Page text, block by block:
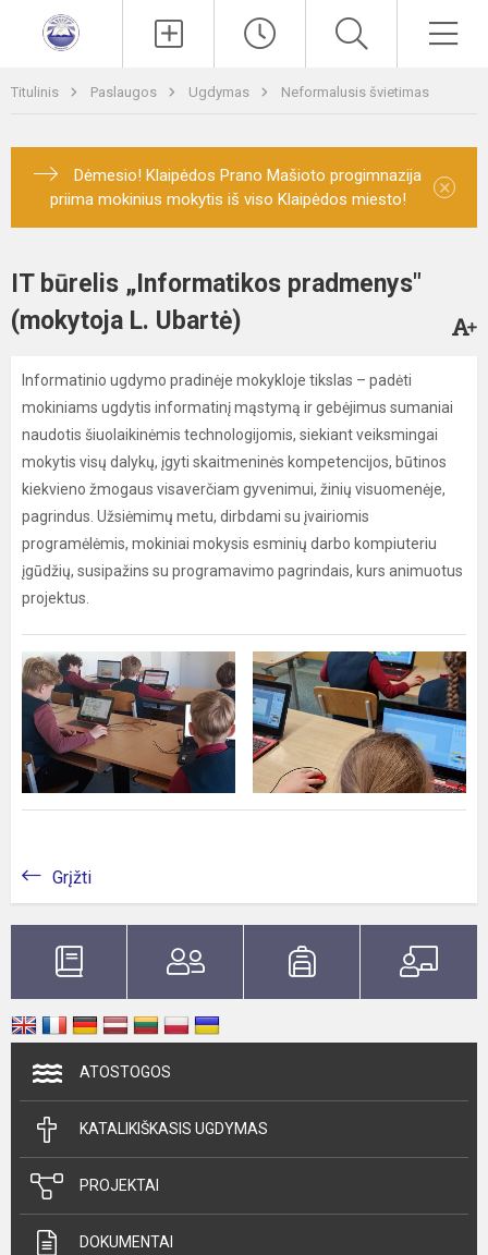
Titulinis Paslaugos Ugdymas Neformalusis švietimas
Dėmesio! Klaipėdos Prano Mašioto progimnazija
priima mokinius mokytis iš viso Klaipėdos miesto!
×
IT būrelis „Informatikos pradmenys"
(mokytoja L. Ubartė)
Informatinio ugdymo pradinėje mokykloje tikslas – padėti
mokiniams ugdytis informatinį mąstymą ir gebėjimus sumaniai
naudotis šiuolaikinėmis technologijomis, siekiant veiksmingai
mokytis visų dalykų, įgyti skaitmeninės kompetencijos, būtinos
kiekvieno žmogaus visaverčiam gyvenimui, žinių visuomenėje,
pagrindus. Užsiėmimų metu, dirbdami su įvairiomis
programėlėmis, mokiniai mokysis esminių darbo kompiuteriu
įgūdžių, susipažins su programavimo pagrindais, kurs animuotus
projektus.
Grįžti
ATOSTOGOS
KATALIKIŠKASIS UGDYMAS
PROJEKTAI
DOKUMENTAI